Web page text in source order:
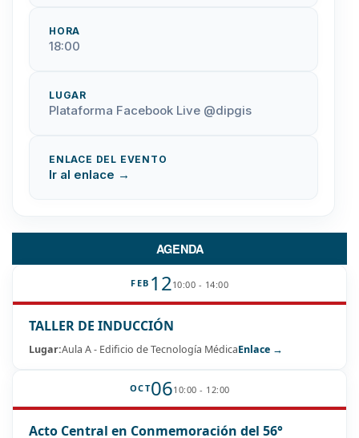
HORA
18:00
LUGAR
Plataforma Facebook Live @dipgis
ENLACE DEL EVENTO
Ir al enlace →
AGENDA
FEB 1210:00 - 14:00
TALLER DE INDUCCIÓN
Lugar:Aula A - Edificio de Tecnología MédicaEnlace →
OCT0610:00 - 12:00
Acto Central en Conmemoración del 56°